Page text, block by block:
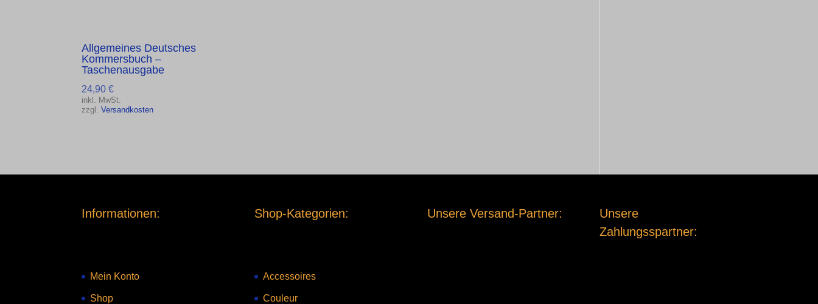
Allgemeines Deutsches
Kommersbuch –
Taschenausgabe
24,90€
inkl. MwSt.
zzgl.Versandkosten
Informationen:
Mein Konto
Shop
Shop-Kategorien:
Accessoires
Couleur
Unsere Versand-Partner:
Unsere
Zahlungsspartner: